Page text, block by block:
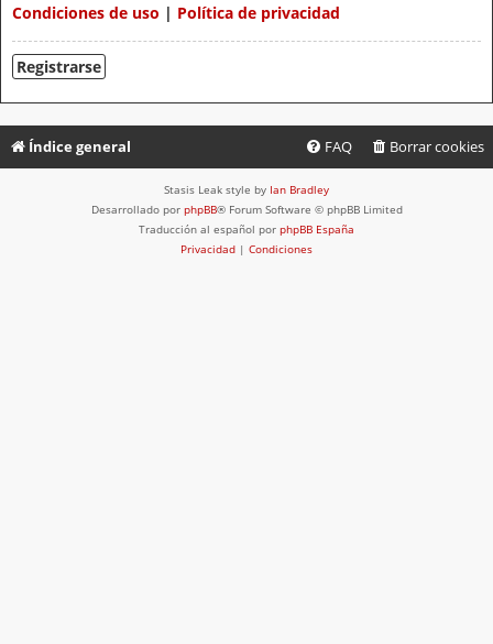
Condiciones de uso | Política de privacidad
Registrarse
Índice general Borrar cookies
FAQ
Stasis Leak style by Ian Bradley
Desarrollado por phpBB® Forum Software © phpBB Limited
Traducción al español por phpBB España
Privacidad | Condiciones